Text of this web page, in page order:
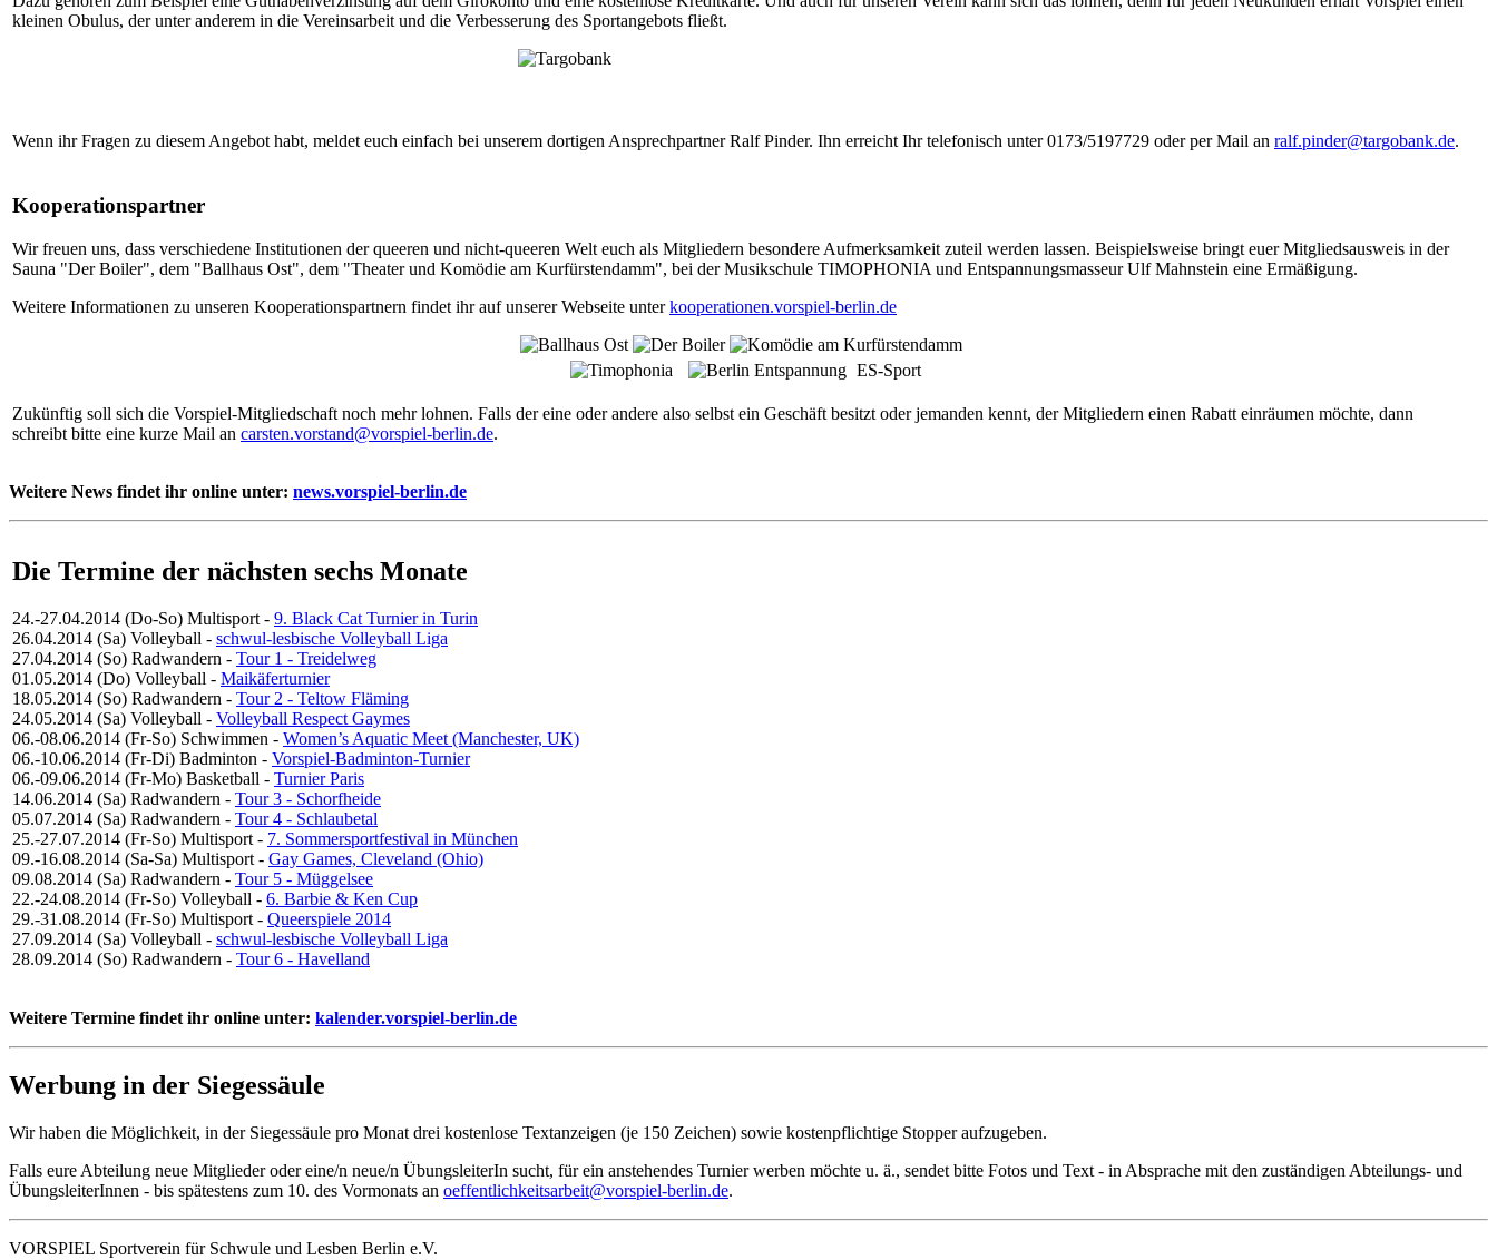
kleinen Obulus, der unter anderem in die Vereinsarbeit und die Verbesserung des Sportangebots fließt.
Wenn ihr Fragen zu diesem Angebot habt, meldet euch einfach bei unserem dortigen Ansprechpartner Ralf Pinder. Ihn erreicht Ihr telefonisch unter 0173/5197729 oder per Mail an ralf.pinder@targobank.de.
Kooperationspartner
Wir freuen uns, dass verschiedene Institutionen der queeren und nicht-queeren Welt euch als Mitgliedern besondere Aufmerksamkeit zuteil werden lassen. Beispielsweise bringt euer Mitgliedsausweis in der
Sauna "Der Boiler", dem "Ballhaus Ost", dem "Theater und Komödie am Kurfürstendamm", bei der Musikschule TIMOPHONIA und Entspannungsmasseur Ulf Mahnstein eine Ermäßigung.
Weitere Informationen zu unseren Kooperationspartnern findet ihr auf unserer Webseite unterkooperationen.vorspiel-berlin.de
ES-Sport
Zukünftig soll sich die Vorspiel-Mitgliedschaft noch mehr lohnen. Falls der eine oder andere also selbst ein Geschäft besitzt oder jemanden kennt, der Mitgliedern einen Rabatt einräumen möchte, dann
schreibt bitte eine kurze Mail an carsten.vorstand@vorspiel-berlin.de.
Weitere News findet ihr online unter: news.vorspiel-berlin.de
Die Termine der nächsten sechs Monate
24.-27.04.2014 (Do-So) Multisport - 9. Black Cat Turnier in Turin
26.04.2014 (Sa) Volleyball - schwul-lesbische Volleyball Liga
27.04.2014 (So) Radwandern - Tour 1 - Treidelweg
01.05.2014 (Do) Volleyball - Maikäferturnier
18.05.2014 (So) Radwandern - Tour 2 - Teltow Fläming
24.05.2014 (Sa) Volleyball - Volleyball Respect Gaymes
06.-08.06.2014 (Fr-So) Schwimmen - Women’s Aquatic Meet (Manchester, UK)
06.-10.06.2014 (Fr-Di) Badminton - Vorspiel-Badminton-Turnier
06.-09.06.2014 (Fr-Mo) Basketball - Turnier Paris
14.06.2014 (Sa) Radwandern - Tour 3 - Schorfheide
05.07.2014 (Sa) Radwandern - Tour 4 - Schlaubetal
25.-27.07.2014 (Fr-So) Multisport - 7. Sommersportfestival in München
09.-16.08.2014 (Sa-Sa) Multisport - Gay Games, Cleveland (Ohio)
09.08.2014 (Sa) Radwandern - Tour 5 - Müggelsee
22.-24.08.2014 (Fr-So) Volleyball - 6. Barbie & Ken Cup
29.-31.08.2014 (Fr-So) Multisport - Queerspiele 2014
27.09.2014 (Sa) Volleyball - schwul-lesbische Volleyball Liga
28.09.2014 (So) Radwandern - Tour 6 - Havelland
Weitere Termine findet ihr online unter: kalender.vorspiel-berlin.de
Werbung in der Siegessäule
Wir haben die Möglichkeit, in der Siegessäule pro Monat drei kostenlose Textanzeigen (je 150 Zeichen) sowie kostenpflichtige Stopper aufzugeben.
Falls eure Abteilung neue Mitglieder oder eine/n neue/n ÜbungsleiterIn sucht, für ein anstehendes Turnier werben möchte u. ä., sendet bitte Fotos und Text ‑ in Absprache mit den zuständigen Abteilungs- und
ÜbungsleiterInnen - bis spätestens zum 10. des Vormonats an oeffentlichkeitsarbeit@vorspiel-berlin.de.
VORSPIEL Sportverein für Schwule und Lesben Berlin e.V.